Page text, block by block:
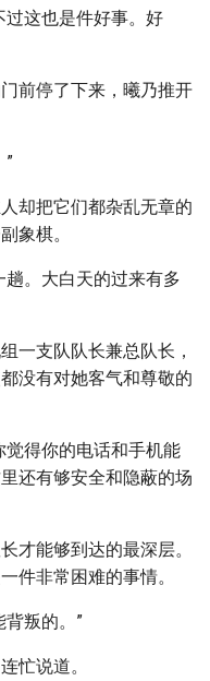
过这也是件好事。好
前停了下来，曦乃推开
”
却把它们都杂乱无章的
象棋。
趟。大白天的过来有多
一支队队长兼总队长，
没有对她客气和尊敬的
觉得你的电话和手机能
还有够安全和隐蔽的场
才能够到达的最深层。
件非常困难的事情。
背叛的。”
忙说道。